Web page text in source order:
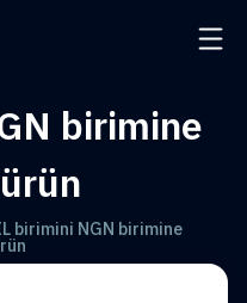
birimine
birimini NGN birimine